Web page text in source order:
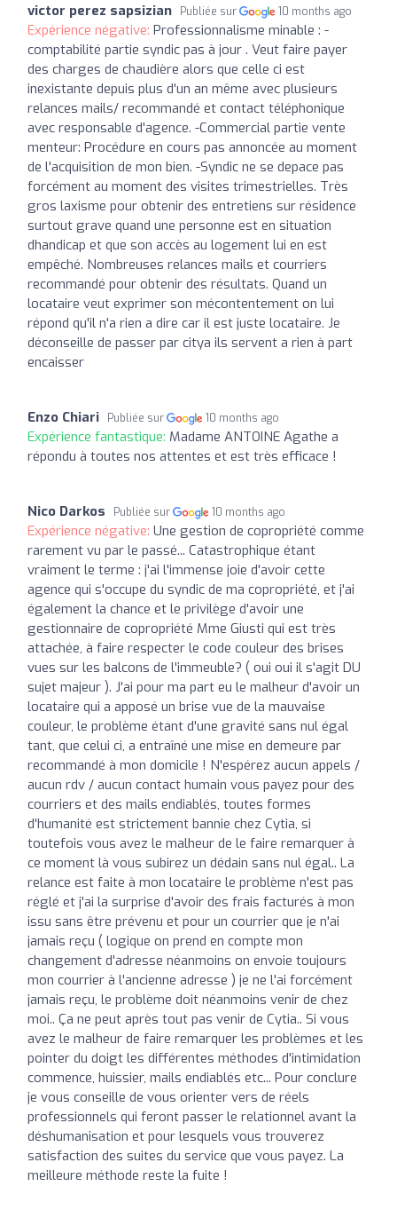
victor perez sapsizian Publiée sur 10 months ago
Expérience négative: Professionnalisme minable : -
comptabilité partie syndic pas à jour . Veut faire payer
des charges de chaudière alors que celle ci est
inexistante depuis plus d'un an même avec plusieurs
relances mails/ recommandé et contact téléphonique
avec responsable d'agence. -Commercial partie vente
menteur: Procédure en cours pas annoncée au moment
de l'acquisition de mon bien. -Syndic ne se depace pas
forcément au moment des visites trimestrielles. Très
gros laxisme pour obtenir des entretiens sur résidence
surtout grave quand une personne est en situation
dhandicap et que son accès au logement lui en est
empêché. Nombreuses relances mails et courriers
recommandé pour obtenir des résultats. Quand un
locataire veut exprimer son mécontentement on lui
répond qu'il n'a rien a dire car il est juste locataire. Je
déconseille de passer par citya ils servent a rien à part
encaisser
Enzo Chiari Publiée sur 10 months ago
Expérience fantastique: Madame ANTOINE Agathe a
répondu à toutes nos attentes et est très efficace !
Nico Darkos Publiée sur 10 months ago
Expérience négative: Une gestion de copropriété comme
rarement vu par le passé... Catastrophique étant
vraiment le terme : j'ai l'immense joie d'avoir cette
agence qui s'occupe du syndic de ma copropriété, et j'ai
également la chance et le privilège d'avoir une
gestionnaire de copropriété Mme Giusti qui est très
attachée, à faire respecter le code couleur des brises
vues sur les balcons de l'immeuble? ( oui oui il s'agit DU
sujet majeur ). J'ai pour ma part eu le malheur d'avoir un
locataire qui a apposé un brise vue de la mauvaise
couleur, le problème étant d'une gravité sans nul égal
tant, que celui ci, a entraîné une mise en demeure par
recommandé à mon domicile ! N'espérez aucun appels /
aucun rdv / aucun contact humain vous payez pour des
courriers et des mails endiablés, toutes formes
d'humanité est strictement bannie chez Cytia, si
toutefois vous avez le malheur de le faire remarquer à
ce moment là vous subirez un dédain sans nul égal.. La
relance est faite à mon locataire le problème n'est pas
réglé et j'ai la surprise d'avoir des frais facturés à mon
issu sans être prévenu et pour un courrier que je n'ai
jamais reçu ( logique on prend en compte mon
changement d'adresse néanmoins on envoie toujours
mon courrier à l'ancienne adresse ) je ne l'ai forcément
jamais reçu, le problème doit néanmoins venir de chez
moi.. Ça ne peut après tout pas venir de Cytia.. Si vous
avez le malheur de faire remarquer les problèmes et les
pointer du doigt les différentes méthodes d'intimidation
commence, huissier, mails endiablés etc... Pour conclure
je vous conseille de vous orienter vers de réels
professionnels qui feront passer le relationnel avant la
déshumanisation et pour lesquels vous trouverez
satisfaction des suites du service que vous payez. La
meilleure méthode reste la fuite !